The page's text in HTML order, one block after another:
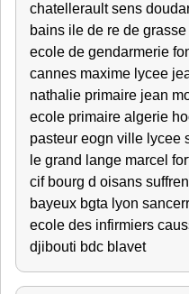
chatellerault sens
bains ile de re de
ecole de gendarmerie
cannes maxime lycee
nathalie primaire jean
ecole primaire algerie
pasteur eogn ville lycee
le grand lange marcel
cif bourg d oisans
bayeux bgta lyon
ecole des infirmiers
djibouti bdc blavet